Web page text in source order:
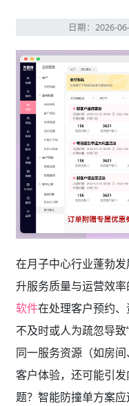
日期：2026-
在月子中心行业蓬勃
升服务质量与运营效
软件在处理客户预约
不及时或人为疏忽导
同一服务资源（如房
客户体验，还可能引
题？智能防撞单方案